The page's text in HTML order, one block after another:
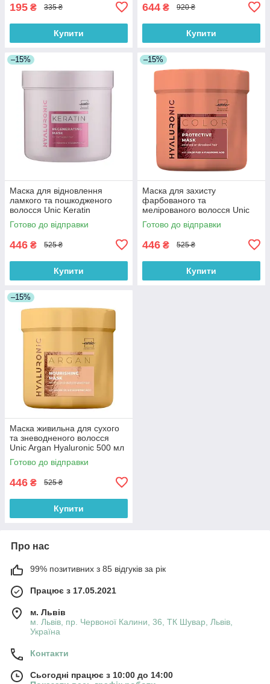
195 ₴ 335 ₴
Купити
644 ₴ 920 ₴
Купити
–15%
Маска для відновлення
ламкого та пошкодженого
волосся Unic Keratin
Hyaluronic 500 мл
Готово до відправки
446 ₴ 525 ₴
Купити
–15%
Маска для захисту
фарбованого та
мелірованого волосся Unic
Color Hyaloronic 500 мл
Готово до відправки
446 ₴ 525 ₴
Купити
–15%
Маска живильна для сухого
та зневодненого волосся
Unic Argan Hyaluronic 500 мл
Готово до відправки
446 ₴ 525 ₴
Купити
Про нас
99% позитивних з 85 відгуків за рік
Працює з 17.05.2021
м. Львів
м. Львів, пр. Червоної Калини, 36, ТК Шувар, Львів,
Україна
Контакти
Сьогодні працює з 10:00 до 14:00